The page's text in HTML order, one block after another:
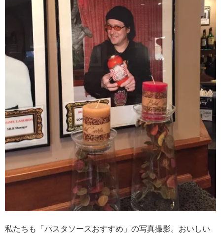
私たちも「パスタソースおすすめ」の写真撮影。おいしい